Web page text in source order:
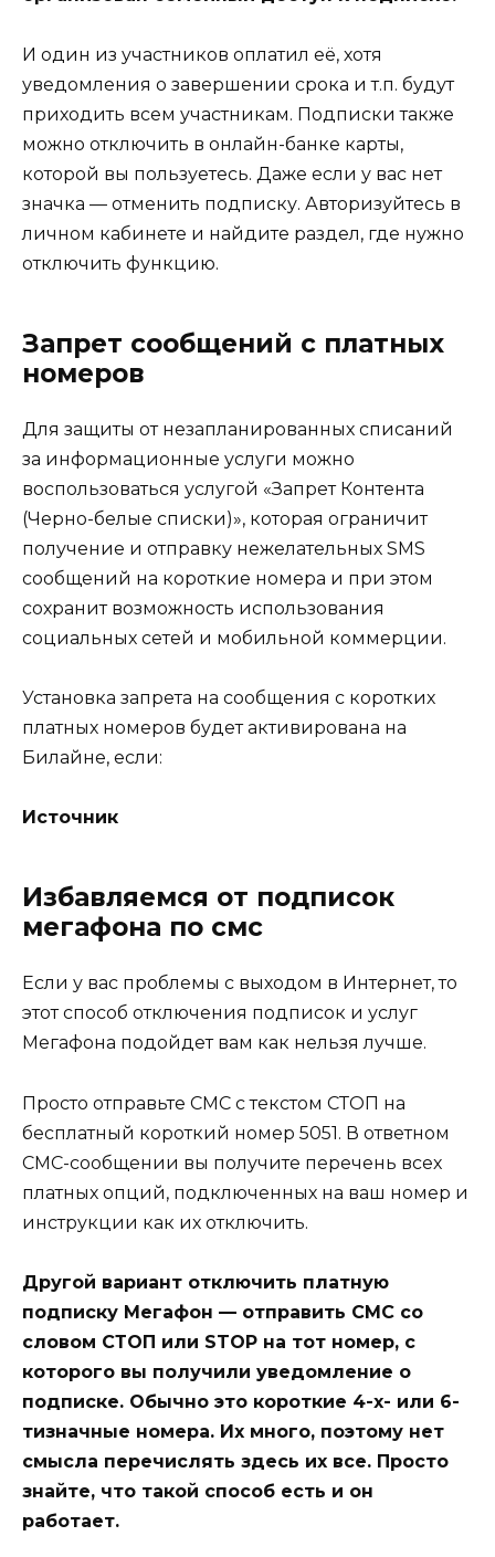
И один из участников оплатил её, хотя
уведомления о завершении срока и т.п. будут
приходить всем участникам. Подписки также
можно отключить в онлайн-банке карты,
которой вы пользуетесь. Даже если у вас нет
значка — отменить подписку. Авторизуйтесь в
личном кабинете и найдите раздел, где нужно
отключить функцию.
Запрет сообщений с платных
номеров
Для защиты от незапланированных списаний
за информационные услуги можно
воспользоваться услугой «Запрет Контента
(Черно-белые списки)», которая ограничит
получение и отправку нежелательных SMS
сообщений на короткие номера и при этом
сохранит возможность использования
социальных сетей и мобильной коммерции.
Установка запрета на сообщения с коротких
платных номеров будет активирована на
Билайне, если:
Источник
Избавляемся от подписок
мегафона по смс
Если у вас проблемы с выходом в Интернет, то
этот способ отключения подписок и услуг
Мегафона подойдет вам как нельзя лучше.
Просто отправьте СМС с текстом СТОП на
бесплатный короткий номер 5051. В ответном
СМС-сообщении вы получите перечень всех
платных опций, подключенных на ваш номер и
инструкции как их отключить.
Другой вариант отключить платную
подписку Мегафон — отправить СМС со
словом СТОП или STOP на тот номер, с
которого вы получили уведомление о
подписке. Обычно это короткие 4-х- или 6-
тизначные номера. Их много, поэтому нет
смысла перечислять здесь их все. Просто
знайте, что такой способ есть и он
работает.